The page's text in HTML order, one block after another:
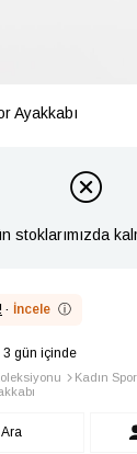
Ayakkabı
stoklarımızda
· İncele ⓘ
3 gün içinde
Kadın